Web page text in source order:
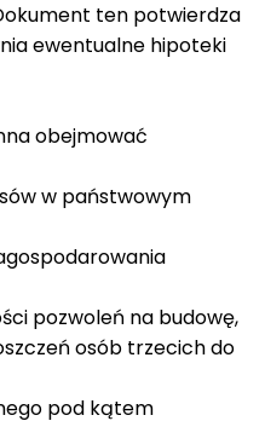
ten potwierdza
ewentualne hipoteki
obejmować
w państwowym
pozwoleń na budowę,
osób trzecich do
pod kątem